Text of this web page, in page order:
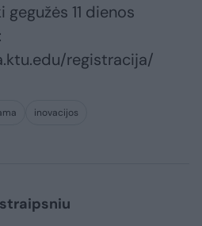
11 dienos
registracija/
inovacijos